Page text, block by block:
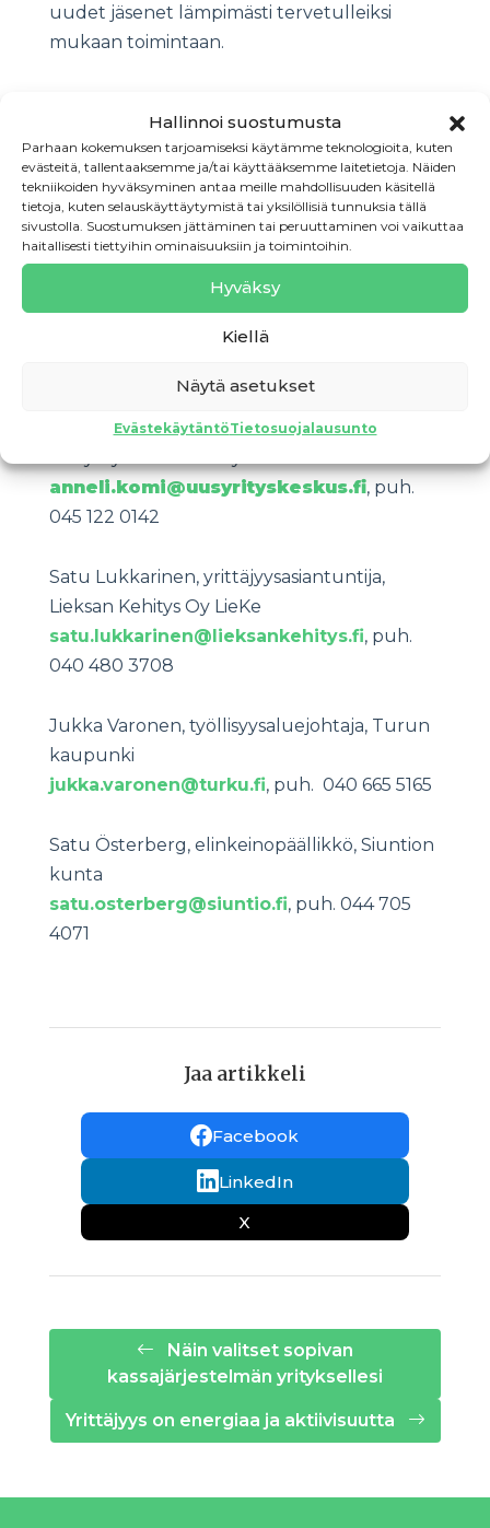
Hallinnoi suostumusta
Parhaan kokemuksen tarjoamiseksi käytämme teknologioita, kuten
evästeitä, tallentaaksemme ja/tai käyttääksemme laitetietoja. Näiden
tekniikoiden hyväksyminen antaa meille mahdollisuuden käsitellä
tietoja, kuten selauskäyttäytymistä tai yksilöllisiä tunnuksia tällä
sivustolla. Suostumuksen jättäminen tai peruuttaminen voi vaikuttaa
haitallisesti tiettyihin ominaisuuksiin ja toimintoihin.
Hyväksy
Kiellä
Näytä asetukset
EvästekäytäntöTietosuojalausunto
uudet jäsenet lämpimästi tervetulleiksi
mukaan toimintaan.
maksuttomasti tarjoama alkuvaiheen
yritysneuvonta on saajilleen ja
yhteiskunnalle äärettömän arvokasta.
Neuvonnan tavoitteena ei ole perustaa
mahdollisimman paljon yrityksiä, vaan
mahdollisimman kannattavia yrityksiä.
Elinkelpoiset yritykset hyödyttävät kaikkia
kuntalaisia, muistuttaa Komi.
Anneli Komi, toimitusjohtaja, Suomen
anneli.komi@uusyrityskeskus.fi, puh.
045 122 0142
Satu Lukkarinen, yrittäjyysasiantuntija,
Lieksan Kehitys Oy LieKe
satu.lukkarinen@lieksankehitys.fi, puh.
040 480 3708
Jukka Varonen, työllisyysaluejohtaja, Turun
kaupunki
jukka.varonen@turku.fi, puh. 040 665 5165
Satu Österberg, elinkeinopäällikkö, Siuntion
kunta
satu.osterberg@siuntio.fi, puh. 044 705
4071
Jaa artikkeli
Facebook
LinkedIn
X
Näin valitset sopivan
kassajärjestelmän yrityksellesi
Yrittäjyys on energiaa ja aktiivisuutta